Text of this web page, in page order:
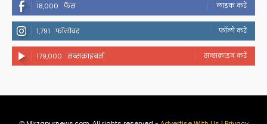
18,000 फैंस लाइक करें
1,791 फॉलोवर फॉलो करें
179,000 सब्सक्राइबर्स सब्सक्राइब करें